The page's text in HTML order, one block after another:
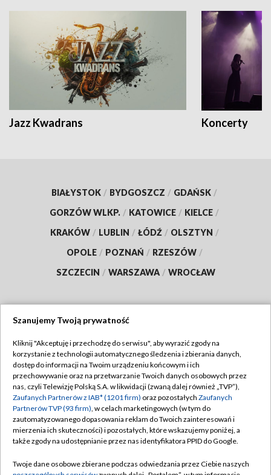
Jazz Kwadrans Koncerty
BIAŁYSTOK / BYDGOSZCZ / GDAŃSK /
GORZÓW WLKP. / KATOWICE / KIELCE /
KRAKÓW / LUBLIN / ŁÓDŹ / OLSZTYN /
OPOLE / POZNAŃ / RZESZÓW /
SZCZECIN / WARSZAWA / WROCŁAW
TVP
Abonament TVP
Emisja w TVP
Centrum informacji TVP
Naziemna Telewizja Cyfrowa
Regulamin TVP
Polityka prywatności
Moje zgody
Pomoc
Szanujemy Twoją prywatność
Kliknij "Akceptuję i przechodzę do serwisu", aby wyrazić zgody na
korzystanie z technologii automatycznego śledzenia i zbierania danych,
dostęp do informacji na Twoim urządzeniu końcowym i ich
przechowywanie oraz na przetwarzanie Twoich danych osobowych przez
nas, czyli Telewizję Polską S.A. w likwidacji (zwaną dalej również „TVP”),
Zaufanych Partnerów z IAB* (1201 firm) oraz pozostałych Zaufanych
Partnerów TVP (93 firm), w celach marketingowych (w tym do
zautomatyzowanego dopasowania reklam do Twoich zainteresowań i
mierzenia ich skuteczności) i pozostałych, które wskazujemy poniżej, a
także zgody na udostępnianie przez nas identyfikatora PPID do Google.
Twoje dane osobowe zbierane podczas odwiedzania przez Ciebie naszych